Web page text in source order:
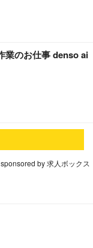
業のお仕事 denso ai
sponsored by 求人ボックス